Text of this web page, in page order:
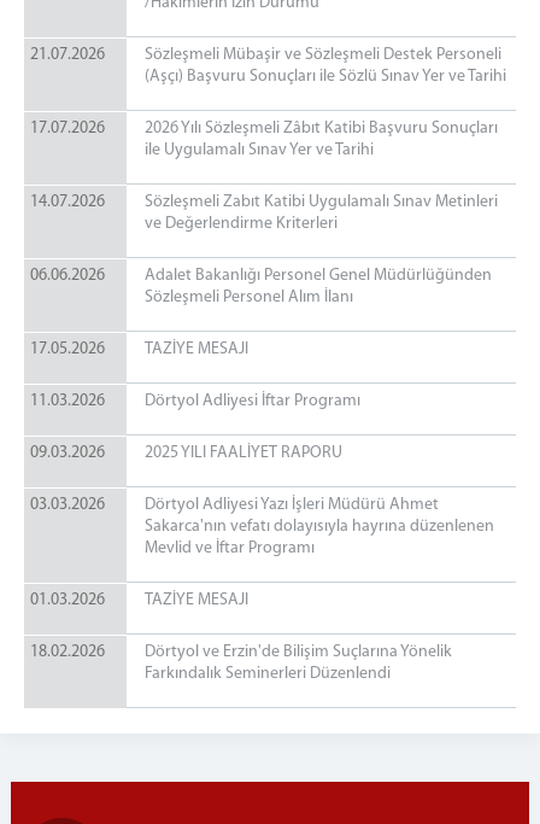
İdari İşler Müdürlüğü
Bakanlık Muhabere Bürosu
Hazırlık Bürosu
Talimat Bürosu
Emanet Memurluğu
Uzlaştırma Bürosu
İlamat ve İnfaz Bürosu
Adli Sicil Şefliği
Ceza Mahkemeleri
Ağır Ceza Mahkemesi
2. Asliye Ceza Mahkemesi
3. Asliye Ceza Mahkemesi
5. Asliye Ceza Mahkemesi
6. Asliye Ceza Mahkemesi
Sulh Ceza Hakimliği
İcra Ceza Mahkemesi
21.07.2026
Sözleşmeli Mübaşir ve Sözleşmeli Destek Personeli
(Aşçı) Başvuru Sonuçları ile Sözlü Sınav Yer ve Tarihi
17.07.2026
2026 Yılı Sözleşmeli Zâbıt Katibi Başvuru Sonuçları
ile Uygulamalı Sınav Yer ve Tarihi
14.07.2026
Sözleşmeli Zabıt Katibi Uygulamalı Sınav Metinleri
ve Değerlendirme Kriterleri
06.06.2026
Adalet Bakanlığı Personel Genel Müdürlüğünden
Sözleşmeli Personel Alım İlanı
17.05.2026 TAZİYE MESAJI
11.03.2026 Dörtyol Adliyesi İftar Programı
09.03.2026 2025 YILI FAALİYET RAPORU
03.03.2026
Dörtyol Adliyesi Yazı İşleri Müdürü Ahmet
Sakarca'nın vefatı dolayısıyla hayrına düzenlenen
Mevlid ve İftar Programı
01.03.2026 TAZİYE MESAJI
18.02.2026
Dörtyol ve Erzin'de Bilişim Suçlarına Yönelik
Farkındalık Seminerleri Düzenlendi